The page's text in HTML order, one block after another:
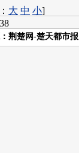
大 中 小]
荆楚网-楚天都市报